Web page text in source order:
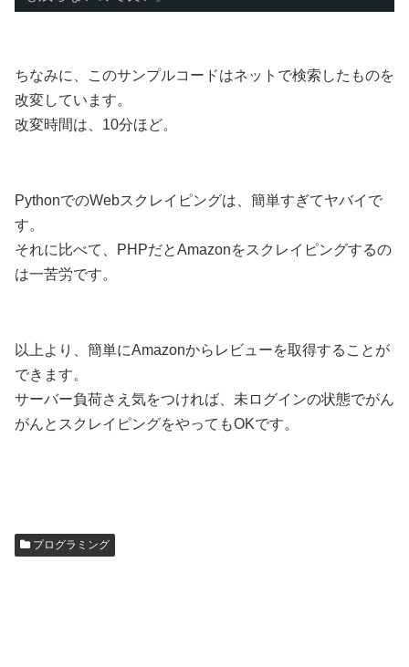
ちなみに、このサンプルコードはネットで検索したものを
改変しています。
改変時間は、10分ほど。
PythonでのWebスクレイピングは、簡単すぎてヤバイで
す。
それに比べて、PHPだとAmazonをスクレイピングするの
は一苦労です。
以上より、簡単にAmazonからレビューを取得することが
できます。
サーバー負荷さえ気をつければ、未ログインの状態でがん
がんとスクレイピングをやってもOKです。
プログラミング